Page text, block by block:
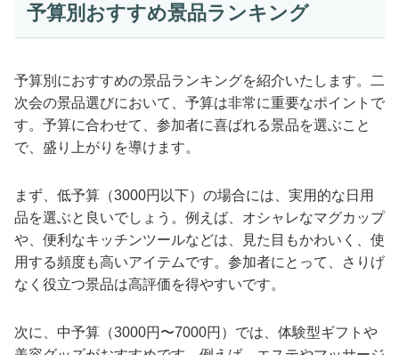
予算別おすすめ景品ランキング
予算別におすすめの景品ランキングを紹介いたします。二
次会の景品選びにおいて、予算は非常に重要なポイントで
す。予算に合わせて、参加者に喜ばれる景品を選ぶこと
で、盛り上がりを導けます。
まず、低予算（3000円以下）の場合には、実用的な日用
品を選ぶと良いでしょう。例えば、オシャレなマグカップ
や、便利なキッチンツールなどは、見た目もかわいく、使
用する頻度も高いアイテムです。参加者にとって、さりげ
なく役立つ景品は高評価を得やすいです。
次に、中予算（3000円〜7000円）では、体験型ギフトや